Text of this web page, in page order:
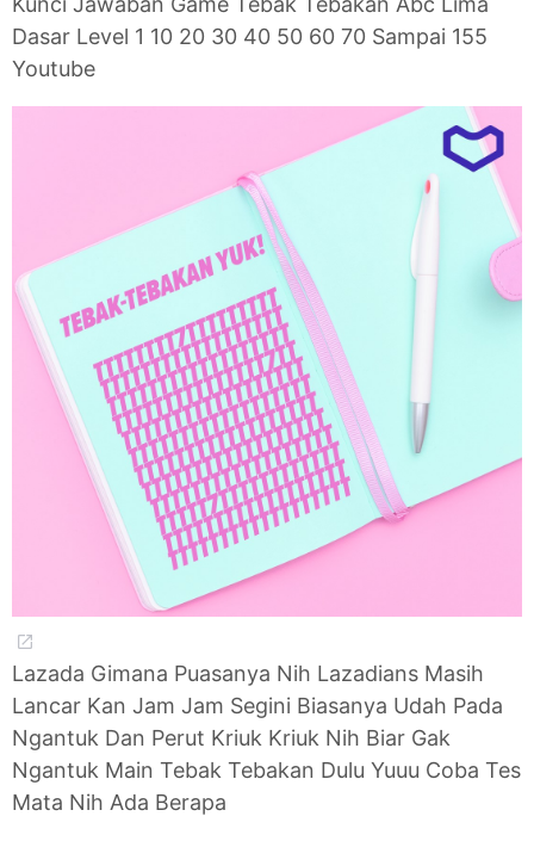
Dasar Level 1 10 20 30 40 50 60 70 Sampai 155
Youtube
Lazada Gimana Puasanya Nih Lazadians Masih
Lancar Kan Jam Jam Segini Biasanya Udah Pada
Ngantuk Dan Perut Kriuk Kriuk Nih Biar Gak
Ngantuk Main Tebak Tebakan Dulu Yuuu Coba Tes
Mata Nih Ada Berapa